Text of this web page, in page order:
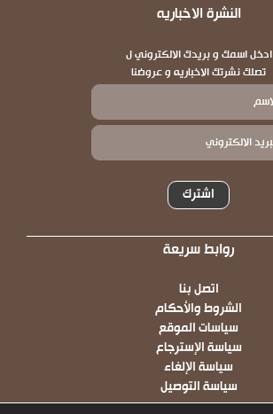
النشرة الاخباريه
ادخل اسمك و بريدك الالكتروني ل
تصلك نشرتك الاخباريه و عروضنا
اشترك
روابط سريعة
اتصل بنا
الشروط والأحكام
سياسات الموقع
سياسة الإسترجاع
سياسة الإلغاء
سياسة التوصيل